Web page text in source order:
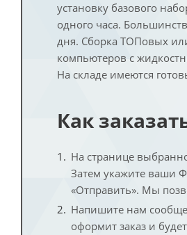
установку базового
одного часа.
дня. Сборка ТОПовых
компьютеров с
На складе имеются
Как
На странице
Затем укажите ваши
«Отправить». Мы
Напишите нам
оформит заказ и